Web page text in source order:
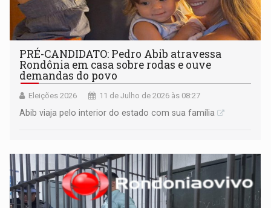
PRÉ-CANDIDATO: Pedro Abib atravessa
Rondônia em casa sobre rodas e ouve
demandas do povo
Eleições 2026 11 de Julho de 2026 às 08:27
Abib viaja pelo interior do estado com sua família